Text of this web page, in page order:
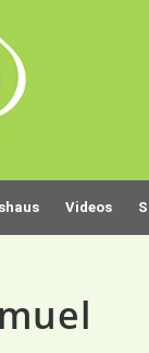
Videos